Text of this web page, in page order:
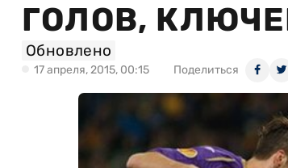
ГОЛОВ,
Обновлено
17 апреля, 2015, 00:15 Поделиться